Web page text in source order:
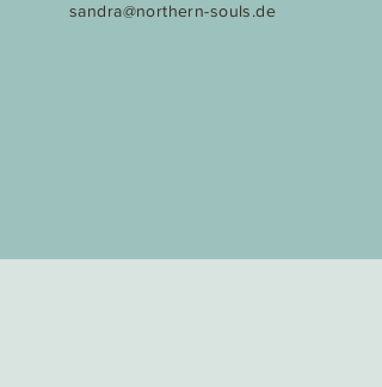
sandra@northern-souls.de